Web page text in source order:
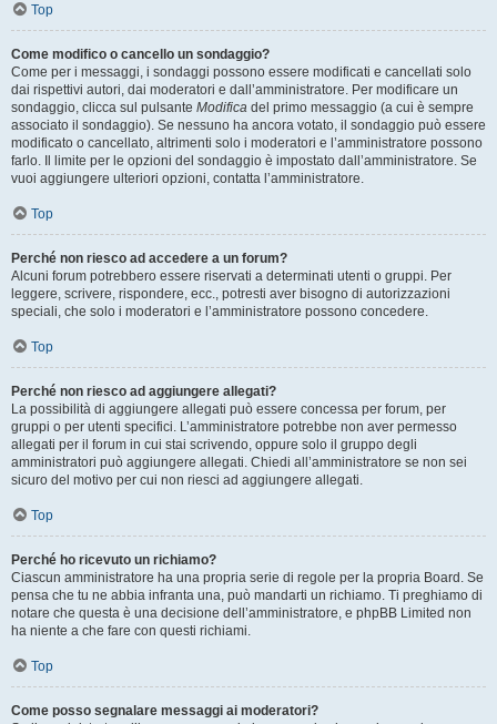
Top
Come modifico o cancello un sondaggio?
Come per i messaggi, i sondaggi possono essere modificati e cancellati solo
dai rispettivi autori, dai moderatori e dall’amministratore. Per modificare un
sondaggio, clicca sul pulsante Modifica del primo messaggio (a cui è sempre
associato il sondaggio). Se nessuno ha ancora votato, il sondaggio può essere
modificato o cancellato, altrimenti solo i moderatori e l’amministratore possono
farlo. Il limite per le opzioni del sondaggio è impostato dall’amministratore. Se
vuoi aggiungere ulteriori opzioni, contatta l’amministratore.
Top
Perché non riesco ad accedere a un forum?
Alcuni forum potrebbero essere riservati a determinati utenti o gruppi. Per
leggere, scrivere, rispondere, ecc., potresti aver bisogno di autorizzazioni
speciali, che solo i moderatori e l’amministratore possono concedere.
Top
Perché non riesco ad aggiungere allegati?
La possibilità di aggiungere allegati può essere concessa per forum, per
gruppi o per utenti specifici. L’amministratore potrebbe non aver permesso
allegati per il forum in cui stai scrivendo, oppure solo il gruppo degli
amministratori può aggiungere allegati. Chiedi all’amministratore se non sei
sicuro del motivo per cui non riesci ad aggiungere allegati.
Top
Perché ho ricevuto un richiamo?
Ciascun amministratore ha una propria serie di regole per la propria Board. Se
pensa che tu ne abbia infranta una, può mandarti un richiamo. Ti preghiamo di
notare che questa è una decisione dell’amministratore, e phpBB Limited non
ha niente a che fare con questi richiami.
Top
Come posso segnalare messaggi ai moderatori?